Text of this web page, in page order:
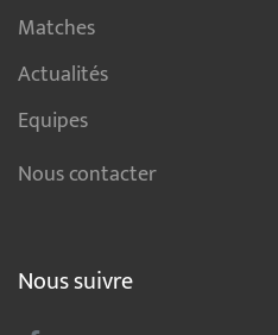
Matches
Actualités
Equipes
Nous contacter
Nous suivre